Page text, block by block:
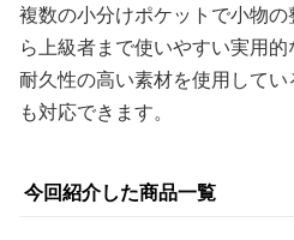
複数の小分けポケットで小物
ら上級者まで使いやすい実用的
耐久性の高い素材を使用して
も対応できます。
今回紹介した商品一覧